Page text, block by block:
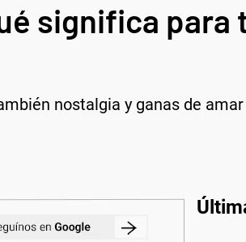
significa para
nostalgia y ganas de